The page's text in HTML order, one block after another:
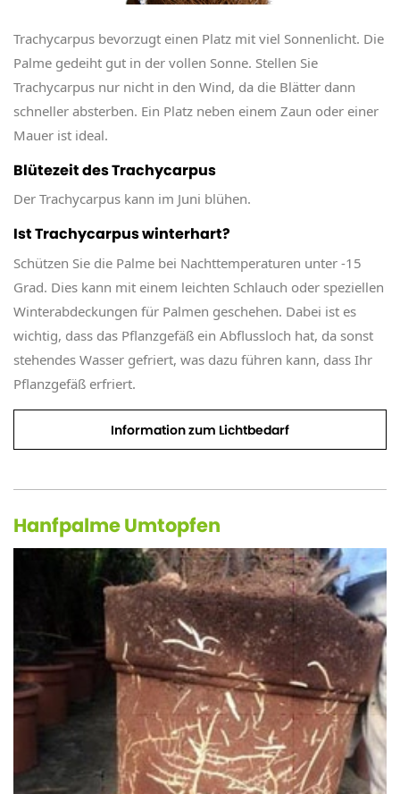
Trachycarpus bevorzugt einen Platz mit viel Sonnenlicht. Die
Palme gedeiht gut in der vollen Sonne. Stellen Sie
Trachycarpus nur nicht in den Wind, da die Blätter dann
schneller absterben. Ein Platz neben einem Zaun oder einer
Mauer ist ideal.
Blütezeit des Trachycarpus
Der Trachycarpus kann im Juni blühen.
Ist Trachycarpus winterhart?
Schützen Sie die Palme bei Nachttemperaturen unter -15
Grad. Dies kann mit einem leichten Schlauch oder speziellen
Winterabdeckungen für Palmen geschehen. Dabei ist es
wichtig, dass das Pflanzgefäß ein Abflussloch hat, da sonst
stehendes Wasser gefriert, was dazu führen kann, dass Ihr
Pflanzgefäß erfriert.
Information zum Lichtbedarf
Hanfpalme Umtopfen